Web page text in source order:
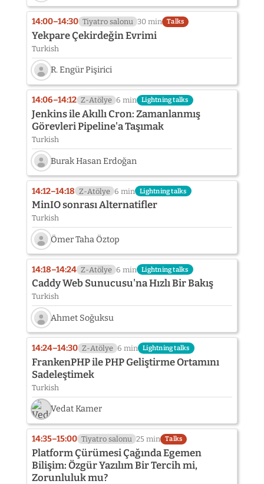
Speaker
photo
not
provided
yet:
Murat
Haktanır
14:00–14:30 Tiyatro salonu 30 min Talks
Yekpare Çekirdeğin Evrimi
Turkish
Speaker
photo
not
provided
yet:
R.
Engür
Pişirici
R. Engür Pişirici
14:06–14:12 Z-Atölye 6 min Lightning talks
Jenkins ile Akıllı Cron: Zamanlanmış
Görevleri Pipeline'a Taşımak
Turkish
Speaker
photo
not
provided
yet:
Burak
Hasan
Erdoğan
Burak Hasan Erdoğan
14:12–14:18 Z-Atölye 6 min Lightning talks
MinIO sonrası Alternatifler
Turkish
Speaker
photo
not
provided
yet:
Ömer
Taha
Öztop
Ömer Taha Öztop
14:18–14:24 Z-Atölye 6 min Lightning talks
Caddy Web Sunucusu'na Hızlı Bir Bakış
Turkish
Speaker
photo
provided
yet:
Ahmet
Soğuksu
Ahmet Soğuksu
14:24–14:30 Z-Atölye 6 min Lightning talks
FrankenPHP ile PHP Geliştirme Ortamını
Sadeleştimek
Turkish
Vedat Kamer
14:35–15:00 Tiyatro salonu 25 min Talks
Platform Çürümesi Çağında Egemen
Bilişim: Özgür Yazılım Bir Tercih mi,
Zorunluluk mu?